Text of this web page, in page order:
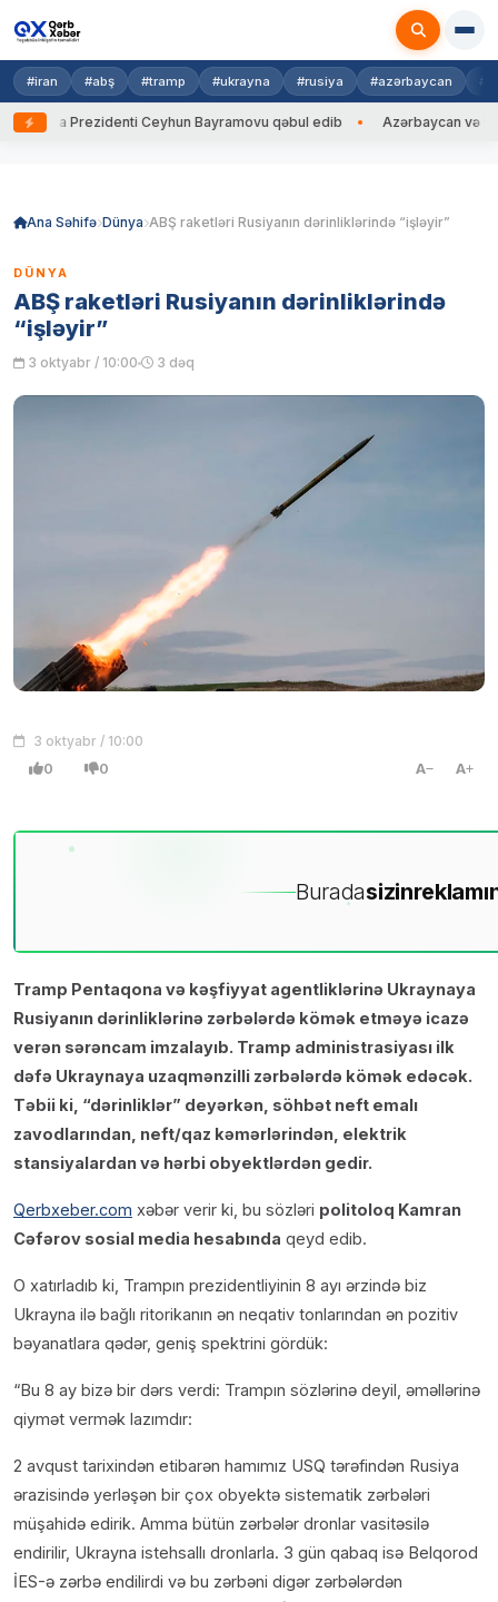
#iran #abş #tramp #ukrayna #rusiya #azərbaycan
Prezidenti Ceyhun Bayramovu qəbul edib Azərbaycan və
Ana Səhifə Dünya ABŞ raketləri Rusiyanın dərinliklərində “işləyir”
DÜNYA
ABŞ raketləri Rusiyanın dərinliklərində
“işləyir”
3 oktyabr / 10:00 3 dəq
3 oktyabr / 10:00
0 0 A A
Buradasizin
Tramp Pentaqona və kəşfiyyat agentliklərinə Ukraynaya
Rusiyanın dərinliklərinə zərbələrdə kömək etməyə icazə
verən sərəncam imzalayıb. Tramp administrasiyası ilk
dəfə Ukraynaya uzaqmənzilli zərbələrdə kömək edəcək.
Təbii ki, “dərinliklər” deyərkən, söhbət neft emalı
zavodlarından, neft/qaz kəmərlərindən, elektrik
stansiyalardan və hərbi obyektlərdən gedir.
Qerbxeber.com xəbər verir ki, bu sözləri politoloq Kamran
Cəfərov sosial media hesabında qeyd edib.
O xatırladıb ki, Trampın prezidentliyinin 8 ayı ərzində biz
Ukrayna ilə bağlı ritorikanın ən neqativ tonlarından ən pozitiv
bəyanatlara qədər, geniş spektrini gördük:
“Bu 8 ay bizə bir dərs verdi: Trampın sözlərinə deyil, əməllərinə
qiymət vermək lazımdır:
2 avqust tarixindən etibarən hamımız USQ tərəfindən Rusiya
ərazisində yerləşən bir çox obyektə sistematik zərbələri
müşahidə edirik. Amma bütün zərbələr dronlar vasitəsilə
endirilir, Ukrayna istehsallı dronlarla. 3 gün qabaq isə Belqorod
İES-ə zərbə endilirdi və bu zərbəni digər zərbələrdən